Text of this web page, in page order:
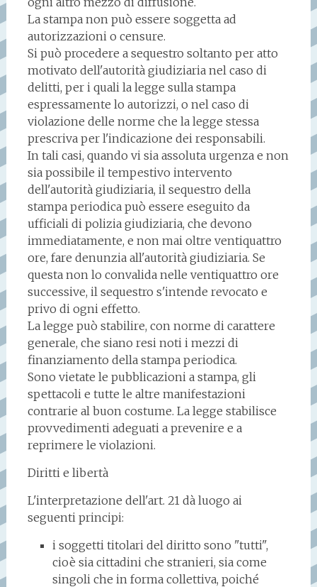
La stampa non può essere soggetta ad
autorizzazioni o censure.
Si può procedere a sequestro soltanto per atto
motivato dell'autorità giudiziaria nel caso di
delitti, per i quali la legge sulla stampa
espressamente lo autorizzi, o nel caso di
violazione delle norme che la legge stessa
prescriva per l'indicazione dei responsabili.
In tali casi, quando vi sia assoluta urgenza e non
sia possibile il tempestivo intervento
dell'autorità giudiziaria, il sequestro della
stampa periodica può essere eseguito da
ufficiali di polizia giudiziaria, che devono
immediatamente, e non mai oltre ventiquattro
ore, fare denunzia all'autorità giudiziaria. Se
questa non lo convalida nelle ventiquattro ore
successive, il sequestro s'intende revocato e
privo di ogni effetto.
La legge può stabilire, con norme di carattere
generale, che siano resi noti i mezzi di
finanziamento della stampa periodica.
Sono vietate le pubblicazioni a stampa, gli
spettacoli e tutte le altre manifestazioni
contrarie al buon costume. La legge stabilisce
provvedimenti adeguati a prevenire e a
reprimere le violazioni.
Diritti e libertà
L'interpretazione dell'art. 21 dà luogo ai
seguenti principi:
i soggetti titolari del diritto sono "tutti",
cioè sia cittadini che stranieri, sia come
singoli che in forma collettiva, poiché